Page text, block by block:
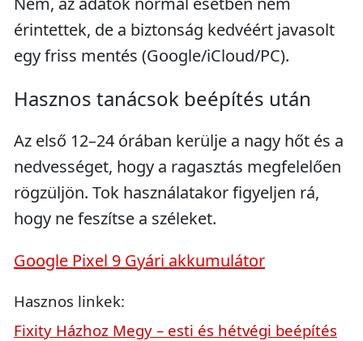
érintettek, de a biztonság kedvéért javasolt
egy friss mentés (Google/iCloud/PC).
Hasznos tanácsok beépítés után
Az első 12–24 órában kerülje a nagy hőt és a
nedvességet, hogy a ragasztás megfelelően
rögzüljön. Tok használatakor figyeljen rá,
hogy ne feszítse a széleket.
Google Pixel 9 Gyári akkumulátor
Hasznos linkek:
Fixity Házhoz Megy – esti és hétvégi beépítés